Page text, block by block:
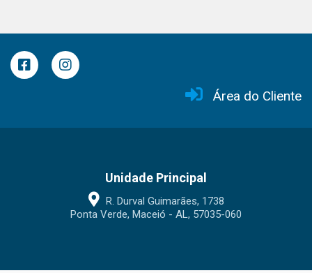
Área do Cliente
Unidade Principal
R. Durval Guimarães, 1738
Ponta Verde, Maceió - AL, 57035-060